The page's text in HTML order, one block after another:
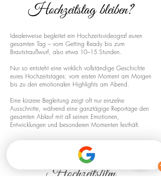
Hochzeitstag bleiben?
Idealerweise begleitet ein Hochzeitsvideograf euren
gesamten Tag – vom Getting Ready bis zum
Brautstraußwurf, also etwa 10–15 Stunden.
Nur so entsteht eine wirklich vollständige Geschichte
eures Hochzeitstages: vom ersten Moment am Morgen
bis zu den emotionalen Highlights am Abend.
Eine kürzere Begleitung zeigt oft nur einzelne
Ausschnitte, während eine ganztägige Reportage den
gesamten Ablauf mit all seinen Emotionen,
Entwicklungen und besonderen Momenten festhält.
Drohnenaufnahmen für euren